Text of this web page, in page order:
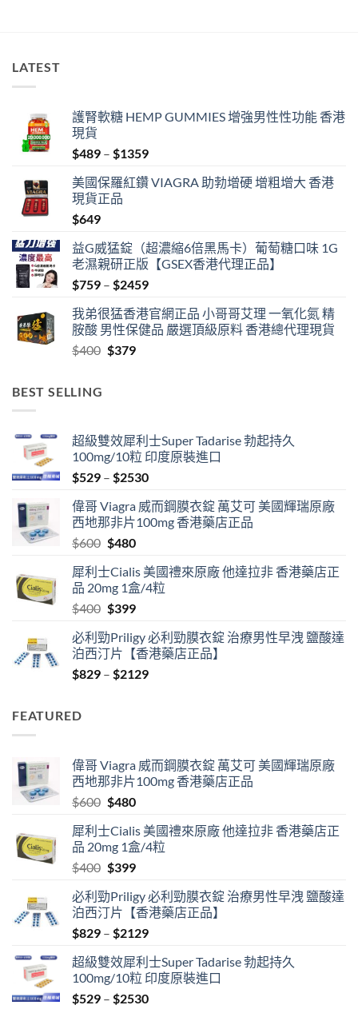
LATEST
護腎軟糖 HEMP GUMMIES 增強男性性功能 香港
現貨
$489 – $1359Price
$489
美國保羅紅鑽 VIAGRA 助勃增硬 增粗增大 香港
現貨正品
$649
益G威猛錠（超濃縮6倍黑馬卡）葡萄糖口味 1G
老濕親研正版【GSEX香港代理正品】
$759 – $2459Price
$759
through
我弟很猛香港官網正品 小哥哥艾理 一氧化氮 精
胺酸 男性保健品 嚴選頂級原料 香港總代理現貨
$400 Original
$379Current
BEST SELLING
超級雙效犀利士Super Tadarise 勃起持久
100mg/10粒 印度原裝進口
$529 – $2530Price
$529
through
偉哥 Viagra 威而鋼膜衣錠 萬艾可 美國輝瑞原廠
西地那非片100mg 香港藥店正品
$600 Original
was:
$600.
$480Current
is:
$480.
犀利士Cialis 美國禮來原廠 他達拉非 香港藥店正
品 20mg 1盒/4粒
$400 Original
was:
$400.
$399Current
is:
$399.
必利勁Priligy 必利勁膜衣錠 治療男性早洩 鹽酸達
泊西汀片【香港藥店正品】
$829 – $2129Price
FEATURED
偉哥 Viagra 威而鋼膜衣錠 萬艾可 美國輝瑞原廠
西地那非片100mg 香港藥店正品
$600 Original
was:
$600.
$480Current
is:
$480.
犀利士Cialis 美國禮來原廠 他達拉非 香港藥店正
品 20mg 1盒/4粒
$400 Original
was:
$400.
$399Current
is:
$399.
必利勁Priligy 必利勁膜衣錠 治療男性早洩 鹽酸達
泊西汀片【香港藥店正品】
$829 – $2129Price
$829
through
$2129
超級雙效犀利士Super Tadarise 勃起持久
100mg/10粒 印度原裝進口
$529 – $2530Price